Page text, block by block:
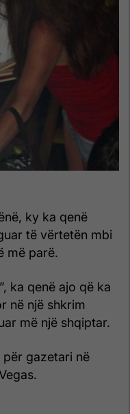
ky ka qenë
të vërtetën mbi
më parë.
ka qenë ajo që ka
në një shkrim
më një shqiptar.
gazetari në